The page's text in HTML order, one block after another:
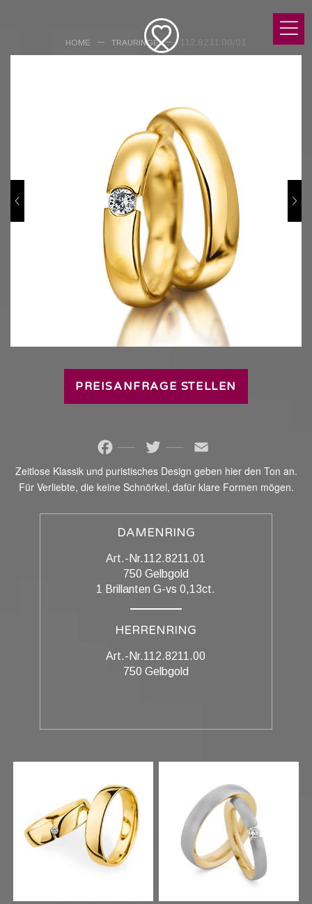
HOME TRAURINGE 112.8211.00/01
PREISANFRAGE STELLEN
Facebook Twitter
Zeitlose Klassik und puristisches Design geben hier den Ton an.
Für Verliebte, die keine Schnörkel, dafür klare Formen mögen.
DAMENRING
Art.-Nr.112.8211.01
750 Gelbgold
1 Brillanten G-vs 0,13ct.
HERRENRING
Art.-Nr.112.8211.00
750 Gelbgold